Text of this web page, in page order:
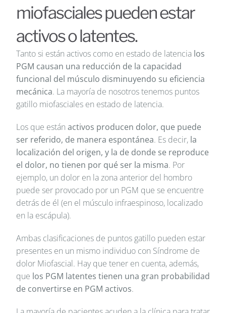
miofasciales pueden estar
activos o latentes.
Tanto si están activos como en estado de latencia los
PGM causan una reducción de la capacidad
funcional del músculo disminuyendo su eficiencia
mecánica. La mayoría de nosotros tenemos puntos
gatillo miofasciales en estado de latencia.
Los que están activos producen dolor, que puede
ser referido, de manera espontánea. Es decir, la
localización del origen, y la de donde se reproduce
el dolor, no tienen por qué ser la misma. Por
ejemplo, un dolor en la zona anterior del hombro
puede ser provocado por un PGM que se encuentre
detrás de él (en el músculo infraespinoso, localizado
en la escápula).
Ambas clasificaciones de puntos gatillo pueden estar
presentes en un mismo individuo con Síndrome de
dolor Miofascial. Hay que tener en cuenta, además,
que los PGM latentes tienen una gran probabilidad
de convertirse en PGM activos.